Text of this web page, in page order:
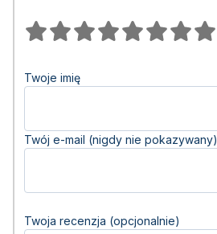
Twoje imię
Twój e-mail (nigdy nie pokazywany)
Twoja recenzja (opcjonalnie)